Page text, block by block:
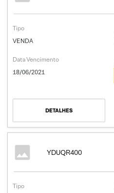
Tipo
VENDA
Data Vencimento
18/06/2021
DETALHES
YDUQR400
Tipo